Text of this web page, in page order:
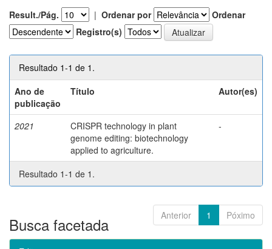
Result./Pág. | Ordenar por
Ordenar
Registro(s)
Resultado 1-1 de 1.
Ano de
publicação
Título Autor(es)
2021
CRISPR technology in plant
genome editing: biotechnology
applied to agriculture.
-
Resultado 1-1 de 1.
Anterior 1 Póximo
Busca facetada